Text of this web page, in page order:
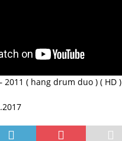
2011 ( hang drum duo ) ( HD )